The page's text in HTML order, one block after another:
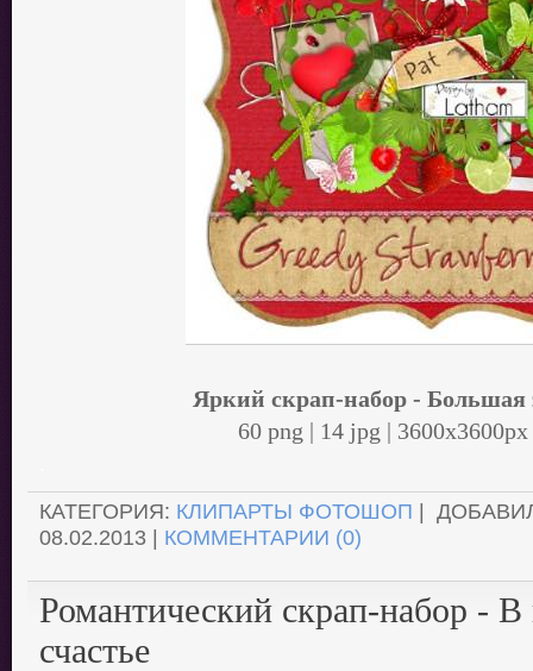
Яркий скрап-набор - Большая
60 png | 14 jpg |
КАТЕГОРИЯ: КЛИПАРТЫ ФОТОШОП |
08.02.2013 | КОММЕНТАРИИ (0)
Романтический скрап-набор - В
счастье